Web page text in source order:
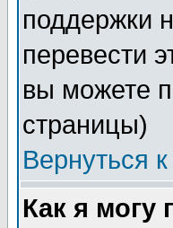
поддержки
перевести
вы можете
страницы)
Вернуться
Как я могу